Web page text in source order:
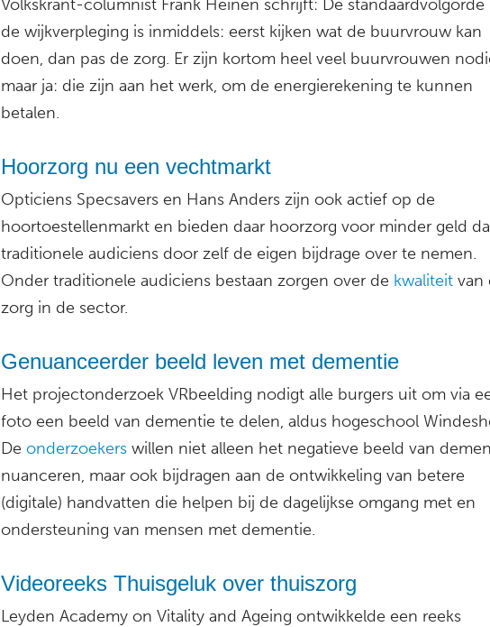
Volkskrant-columnist Frank Heinen schrijft: De standaardvolgorde
de wijkverpleging is inmiddels: eerst kijken wat de buurvrouw kan
doen, dan pas de zorg. Er zijn kortom heel veel buurvrouwen
maar ja: die zijn aan het werk, om de energierekening te kunnen
betalen.
Hoorzorg nu een vechtmarkt
Opticiens Specsavers en Hans Anders zijn ook actief op de
hoortoestellenmarkt en bieden daar hoorzorg voor minder geld
traditionele audiciens door zelf de eigen bijdrage over te nemen.
Onder traditionele audiciens bestaan zorgen over de kwaliteit van
zorg in de sector.
Genuanceerder beeld leven met dementie
Het projectonderzoek VRbeelding nodigt alle burgers uit om via
foto een beeld van dementie te delen, aldus hogeschool
De onderzoekers willen niet alleen het negatieve beeld van
nuanceren, maar ook bijdragen aan de ontwikkeling van betere
(digitale) handvatten die helpen bij de dagelijkse omgang met en
ondersteuning van mensen met dementie.
Videoreeks Thuisgeluk over thuiszorg
Leyden Academy on Vitality and Ageing ontwikkelde een reeks